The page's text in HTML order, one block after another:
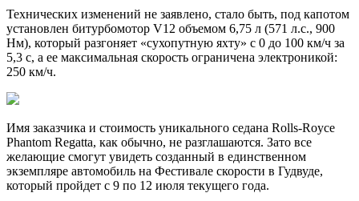
Технических изменений не заявлено, стало быть, под капотом
установлен битурбомотор V12 объемом 6,75 л (571 л.с., 900
Нм), который разгоняет «сухопутную яхту» с 0 до 100 км/ч за
5,3 с, а ее максимальная скорость ограничена электроникой:
250 км/ч.
Имя заказчика и стоимость уникального седана Rolls-Royce
Phantom Regatta, как обычно, не разглашаются. Зато все
желающие смогут увидеть созданный в единственном
экземпляре автомобиль на Фестивале скорости в Гудвуде,
который пройдет с 9 по 12 июля текущего года.